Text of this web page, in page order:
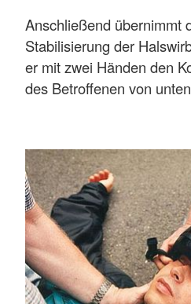
Anschließend übernimmt
Stabilisierung der
er mit zwei Händen den
des Betroffenen von